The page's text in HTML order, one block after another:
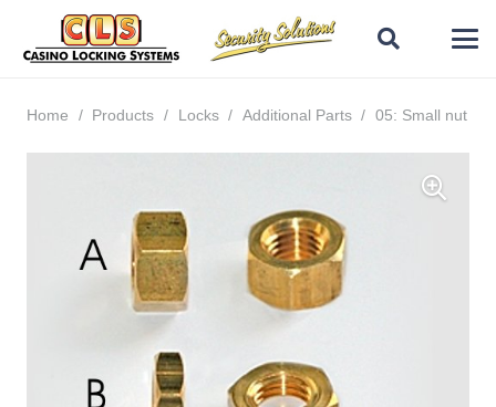
Home / Products / Locks / Additional Parts / 05: Small nut